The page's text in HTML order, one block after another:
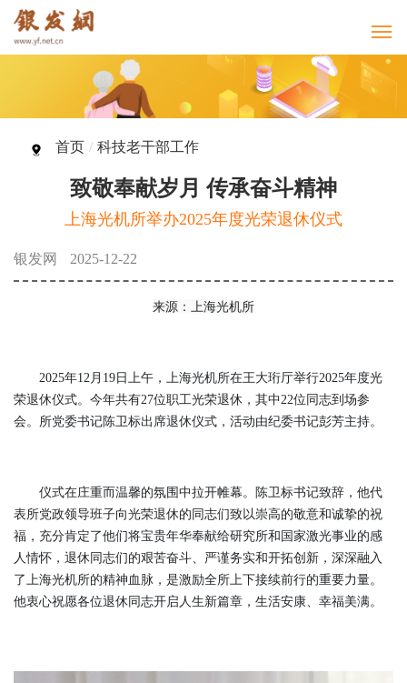
首页 / 科技老干部工作
致敬奉献岁月 传承奋斗精神
上海光机所举办2025年度光荣退休仪式
银发网 2025-12-22
来源： 上海光机所
2025年12月19日上午，上海光机所在王大珩厅举行2025年度光
荣退休仪式。今年共有27位职工光荣退休，其中22位同志到场参
会。所党委书记陈卫标出席退休仪式，活动由纪委书记彭芳主持。
仪式在庄重而温馨的氛围中拉开帷幕。陈卫标书记致辞，他代
表所党政领导班子向光荣退休的同志们致以崇高的敬意和诚挚的祝
福，充分肯定了他们将宝贵年华奉献给研究所和国家激光事业的感
人情怀，退休同志们的艰苦奋斗、严谨务实和开拓创新，深深融入
了上海光机所的精神血脉，是激励全所上下接续前行的重要力量。
他衷心祝愿各位退休同志开启人生新篇章，生活安康、幸福美满。